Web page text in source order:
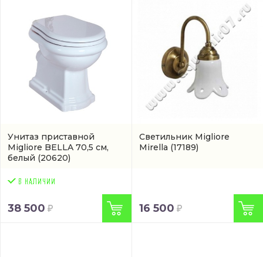
Унитаз приставной
Migliore BELLA 70,5 см,
белый (20620)
38 500
Светильник Migliore
Mirella (17189)
16 500